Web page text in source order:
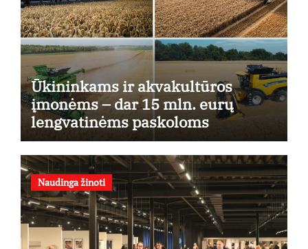
Ūkininkams ir akvakultūros
įmonėms – dar 15 mln. eurų
lengvatinėms paskoloms
Naudinga žinoti